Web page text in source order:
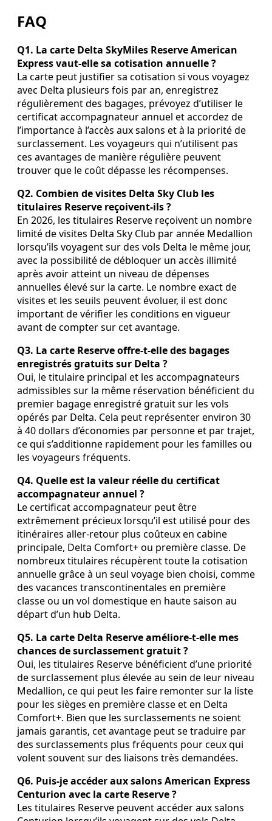
FAQ
Q1. La carte Delta SkyMiles Reserve American
Express vaut‑elle sa cotisation annuelle ?
La carte peut justifier sa cotisation si vous voyagez
avec Delta plusieurs fois par an, enregistrez
régulièrement des bagages, prévoyez d’utiliser le
certificat accompagnateur annuel et accordez de
l’importance à l’accès aux salons et à la priorité de
surclassement. Les voyageurs qui n’utilisent pas
ces avantages de manière régulière peuvent
trouver que le coût dépasse les récompenses.
Q2. Combien de visites Delta Sky Club les
titulaires Reserve reçoivent‑ils ?
En 2026, les titulaires Reserve reçoivent un nombre
limité de visites Delta Sky Club par année Medallion
lorsqu’ils voyagent sur des vols Delta le même jour,
avec la possibilité de débloquer un accès illimité
après avoir atteint un niveau de dépenses
annuelles élevé sur la carte. Le nombre exact de
visites et les seuils peuvent évoluer, il est donc
important de vérifier les conditions en vigueur
avant de compter sur cet avantage.
Q3. La carte Reserve offre‑t‑elle des bagages
enregistrés gratuits sur Delta ?
Oui, le titulaire principal et les accompagnateurs
admissibles sur la même réservation bénéficient du
premier bagage enregistré gratuit sur les vols
opérés par Delta. Cela peut représenter environ 30
à 40 dollars d’économies par personne et par trajet,
ce qui s’additionne rapidement pour les familles ou
les voyageurs fréquents.
Q4. Quelle est la valeur réelle du certificat
accompagnateur annuel ?
Le certificat accompagnateur peut être
extrêmement précieux lorsqu’il est utilisé pour des
itinéraires aller‑retour plus coûteux en cabine
principale, Delta Comfort+ ou première classe. De
nombreux titulaires récupèrent toute la cotisation
annuelle grâce à un seul voyage bien choisi, comme
des vacances transcontinentales en première
classe ou un vol domestique en haute saison au
départ d’un hub Delta.
Q5. La carte Delta Reserve améliore‑t‑elle mes
chances de surclassement gratuit ?
Oui, les titulaires Reserve bénéficient d’une priorité
de surclassement plus élevée au sein de leur niveau
Medallion, ce qui peut les faire remonter sur la liste
pour les sièges en première classe et en Delta
Comfort+. Bien que les surclassements ne soient
jamais garantis, cet avantage peut se traduire par
des surclassements plus fréquents pour ceux qui
volent souvent sur des liaisons très demandées.
Q6. Puis‑je accéder aux salons American Express
Centurion avec la carte Reserve ?
Les titulaires Reserve peuvent accéder aux salons